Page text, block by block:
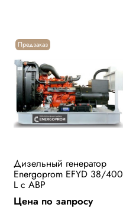
Предзаказ
Дизельный генератор
Energoprom EFYD 38/400
L с АВР
Цена по запросу